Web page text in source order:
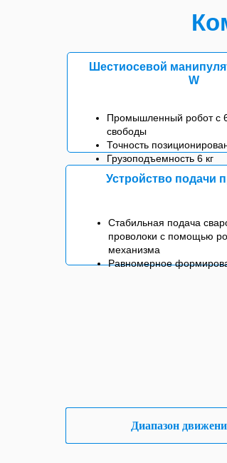
Шестиосевой
W
Промышленный робот с
свободы
Точность
Грузоподъемность 6 кг
Стабильная подача
проволоки с помощью
механизма
Равномерное
Устройство подачи
Диапазон